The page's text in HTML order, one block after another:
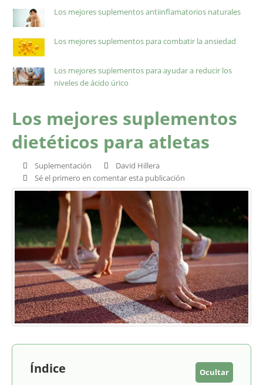
Los mejores suplementos antiinflamatorios naturales
Los mejores suplementos para combatir la ansiedad
Los mejores suplementos para ayudar a reducir los
niveles de ácido úrico
Los mejores suplementos
dietéticos para atletas
Suplementación
David Hillera
Sé el primero en comentar esta publicación
Índice Ocultar